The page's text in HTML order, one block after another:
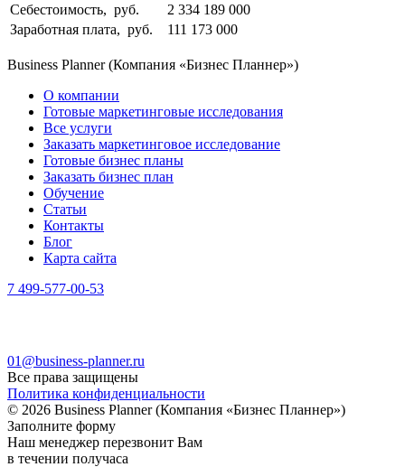
Себестоимость, руб.
2 334 189 000
Заработная плата, руб.
111 173 000
Business Planner (Компания «Бизнес Планнер»)
О компании
Готовые маркетинговые исследования
Все услуги
Заказать маркетинговое исследование
Готовые бизнес планы
Заказать бизнес план
Обучение
Статьи
Контакты
Блог
Карта сайта
7 499-577-00-53
01@business-planner.ru
Все права защищены
Политика конфиденциальности
© 2026 Business Planner (Компания «Бизнес Планнер»)
Заполните форму
Наш менеджер перезвонит Вам
в течении получаса